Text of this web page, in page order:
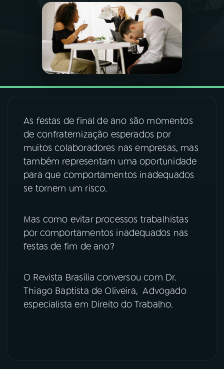
PROGRAMAÇÃO
PROGRAMAS
PODCASTS
07ÚLTIMAS
08FESTIVAL DE MÚSICA
Instagram
TikTok
As festas de final de ano são momentos
de confraternização esperados por
muitos colaboradores nas empresas, mas
também representam uma oportunidade
para que comportamentos inadequados
se tornem um risco.
Mas como evitar processos trabalhistas
por comportamentos inadequados nas
festas de fim de ano?
O Revista Brasília conversou com Dr.
Thiago Baptista de Oliveira, Advogado
especialista em Direito do Trabalho.